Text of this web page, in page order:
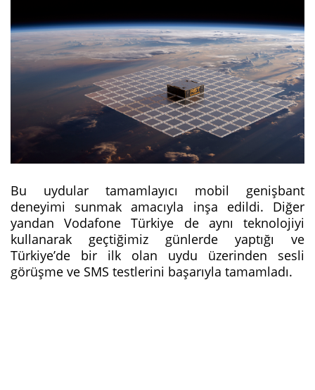
Bu uydular tamamlayıcı mobil genişbant
deneyimi sunmak amacıyla inşa edildi. Diğer
yandan Vodafone Türkiye de aynı teknolojiyi
kullanarak geçtiğimiz günlerde yaptığı ve
Türkiye’de bir ilk olan uydu üzerinden sesli
görüşme ve SMS testlerini başarıyla tamamladı.